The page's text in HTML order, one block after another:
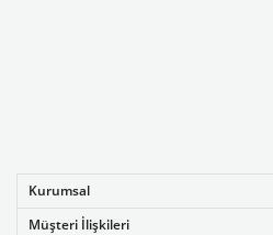
Kurumsal
Müşteri İlişkileri